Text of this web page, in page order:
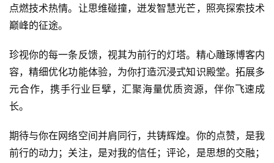
点燃技术热情。让思维碰撞，迸发智慧光芒，照亮探索技术
巅峰的征途。
珍视你的每一条反馈，视其为前行的灯塔。精心雕琢博客内
容，精细优化功能体验，为你打造沉浸式知识殿堂。拓展多
元合作，携手行业巨擘，汇聚海量优质资源，伴你飞速成
长。
期待与你在网络空间并肩同行，共铸辉煌。你的点赞，是我
前行的动力；关注，是对我的信任；评论，是思想的交融；